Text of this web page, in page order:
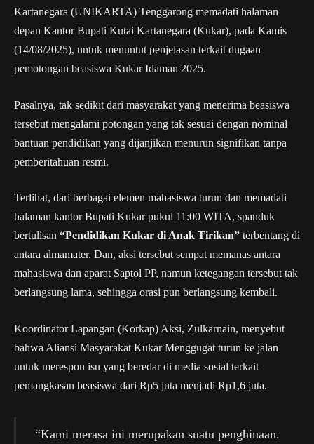
Kartanegara (UNIKARTA) Tenggarong memadati halaman
depan Kantor Bupati Kutai Kartanegara (Kukar), pada Kamis
(14/08/2025), untuk menuntut penjelasan terkait dugaan
pemotongan beasiswa Kukar Idaman 2025.
Pasalnya, tak sedikit dari masyarakat yang menerima beasiswa
tersebut mengalami potongan yang tak sesuai dengan nominal
bantuan pendidikan yang dijanjikan menurun signifikan tanpa
pemberitahuan resmi.
Terlihat, dari berbagai elemen mahasiswa turun dan memadati
halaman kantor Bupati Kukar pukul 11:00 WITA, spanduk
bertulisan “Pendidikan Kukar di Anak Tirikan” terbentang di
antara almamater. Dan, aksi tersebut sempat memanas antara
mahasiswa dan aparat Saptol PP, namun ketegangan tersebut tak
berlangsung lama, sehingga orasi pun berlangsung kembali.
Koordinator Lapangan (Korkap) Aksi, Zulkarnain, menyebut
bahwa Aliansi Masyarakat Kukar Menggugat turun ke jalan
untuk merespon isu yang beredar di media sosial terkait
pemangkasan beasiswa dari Rp5 juta menjadi Rp1,6 juta.
“Kami merasa ini merupakan suatu penghinaan.